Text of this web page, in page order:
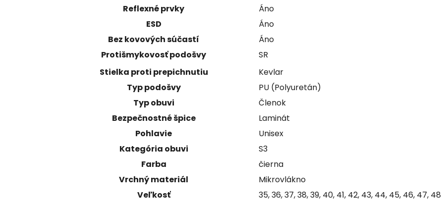
Reflexné prvky
Áno
ESD
Áno
Bez kovových súčastí
Áno
Protišmykovosť podošvy
SR
Stielka proti prepichnutiu
Kevlar
Typ podošvy
PU (Polyuretán)
Typ obuvi
Členok
Bezpečnostné špice
Laminát
Pohlavie
Unisex
Kategória obuvi
S3
Farba
čierna
Vrchný materiál
Mikrovlákno
Veľkosť
35, 36, 37, 38, 39, 40, 41, 42, 43, 44, 45, 46, 47, 48